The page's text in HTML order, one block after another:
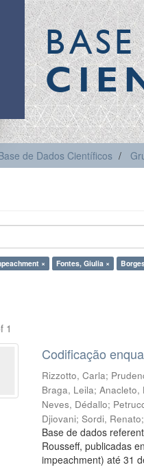
de Dados Científicos
× Fontes, Giulia ×
1
Codificação
Rizzotto, Carla;
Braga, Leila;Anacleto,
Neves, Dédallo;
Djiovani;Sordi, Renato
Base de dados
Rousseff, publicadas
impeachment) até 31